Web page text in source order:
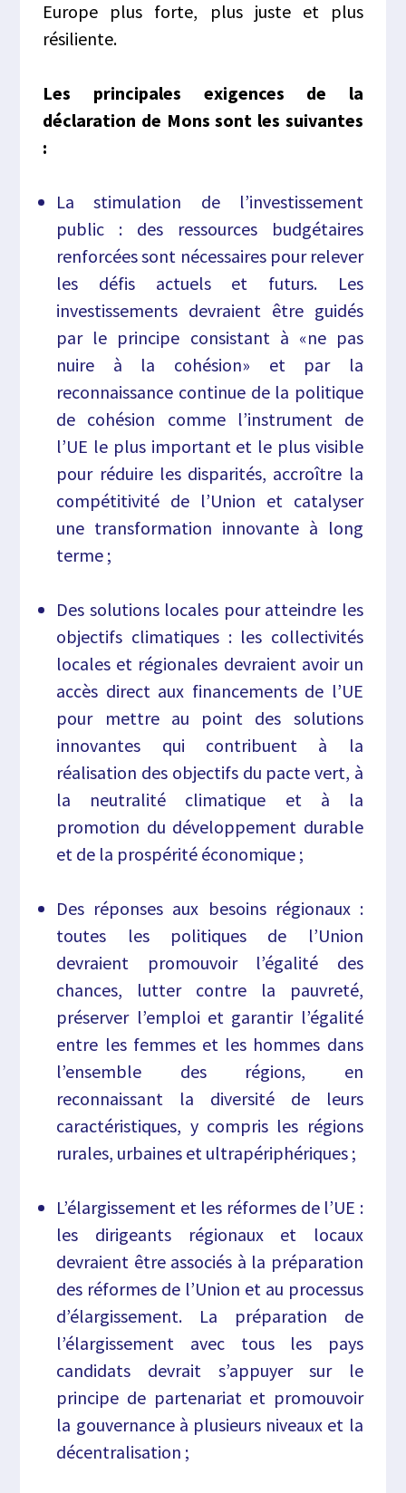
Europe plus forte, plus juste et plus
résiliente.
Les principales exigences de la
déclaration de Mons sont les suivantes
:
La stimulation de l’investissement
public : des ressources budgétaires
renforcées sont nécessaires pour relever
les défis actuels et futurs. Les
investissements devraient être guidés
par le principe consistant à «ne pas
nuire à la cohésion» et par la
reconnaissance continue de la politique
de cohésion comme l’instrument de
l’UE le plus important et le plus visible
pour réduire les disparités, accroître la
compétitivité de l’Union et catalyser
une transformation innovante à long
terme ;
Des solutions locales pour atteindre les
objectifs climatiques : les collectivités
locales et régionales devraient avoir un
accès direct aux financements de l’UE
pour mettre au point des solutions
innovantes qui contribuent à la
réalisation des objectifs du pacte vert, à
la neutralité climatique et à la
promotion du développement durable
et de la prospérité économique ;
Des réponses aux besoins régionaux :
toutes les politiques de l’Union
devraient promouvoir l’égalité des
chances, lutter contre la pauvreté,
préserver l’emploi et garantir l’égalité
entre les femmes et les hommes dans
l’ensemble des régions, en
reconnaissant la diversité de leurs
caractéristiques, y compris les régions
rurales, urbaines et ultrapériphériques ;
L’élargissement et les réformes de l’UE :
les dirigeants régionaux et locaux
devraient être associés à la préparation
des réformes de l’Union et au processus
d’élargissement. La préparation de
l’élargissement avec tous les pays
candidats devrait s’appuyer sur le
principe de partenariat et promouvoir
la gouvernance à plusieurs niveaux et la
décentralisation ;